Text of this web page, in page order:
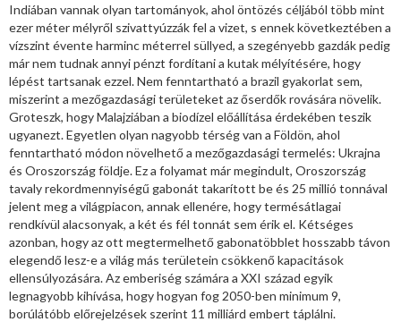
Indiában vannak olyan tartományok, ahol öntözés céljából több mint
ezer méter mélyről szivattyúzzák fel a vizet, s ennek következtében a
vízszint évente harminc méterrel süllyed, a szegényebb gazdák pedig
már nem tudnak annyi pénzt fordítani a kutak mélyítésére, hogy
lépést tartsanak ezzel. Nem fenntartható a brazil gyakorlat sem,
miszerint a mezőgazdasági területeket az őserdők rovására növelik.
Groteszk, hogy Malajziában a biodízel előállítása érdekében teszik
ugyanezt. Egyetlen olyan nagyobb térség van a Földön, ahol
fenntartható módon növelhető a mezőgazdasági termelés: Ukrajna
és Oroszország földje. Ez a folyamat már megindult, Oroszország
tavaly rekordmennyiségű gabonát takarított be és 25 millió tonnával
jelent meg a világpiacon, annak ellenére, hogy termésátlagai
rendkívül alacsonyak, a két és fél tonnát sem érik el. Kétséges
azonban, hogy az ott megtermelhető gabonatöbblet hosszabb távon
elegendő lesz-e a világ más területein csökkenő kapacitások
ellensúlyozására. Az emberiség számára a XXI század egyik
legnagyobb kihívása, hogy hogyan fog 2050-ben minimum 9,
borúlátóbb előrejelzések szerint 11 milliárd embert táplálni.